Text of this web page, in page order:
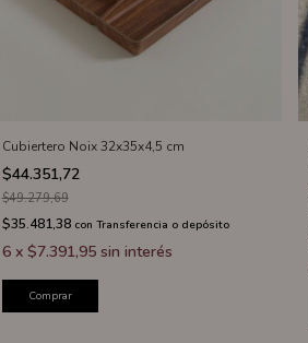
Cubiertero Noix 32x35x4,5 cm
$44.351,72
$49.279,69
$35.481,38 con Transferencia o depósito
6 x $7.391,95 sin interés
Comprar